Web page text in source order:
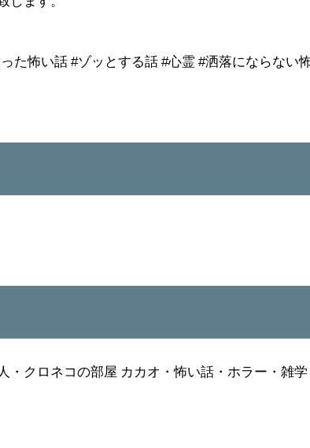
た怖い話 #ゾッとする話 #心霊 #洒落にならない
・クロネコの部屋 カカオ・怖い話・ホラー・雑学